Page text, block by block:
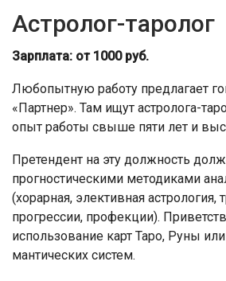
Астролог-таролог
Зарплата: от 1000 руб.
Любопытную работу предлагает
«Партнер». Там ищут астролога-
опыт работы свыше пяти лет и
Претендент на эту должность
прогностическими методиками
(хорарная, элективная астрология,
прогрессии, профекции).
использование карт Таро, Руны
мантических систем.